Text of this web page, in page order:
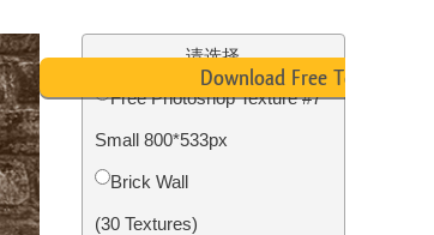
照片修复服务
请选择
Free Photoshop Texture #7
Small 800*533px
Brick Wall
(30 Textures)
Download Free Texture